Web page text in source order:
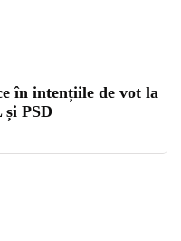
în intențiile de vot la
PSD